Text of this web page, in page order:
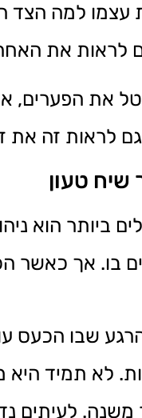
למה הצד
לראות את
את הפערים,
לראות זה את
שיח טעון
ביותר הוא
בו. אך
שבו הכעס
לא תמיד
משנה. לעיתים